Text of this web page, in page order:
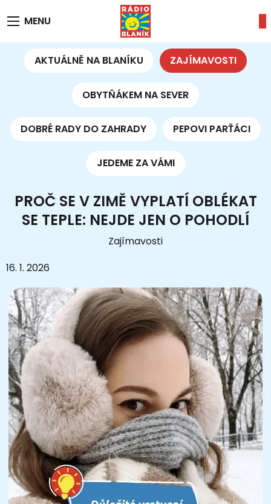
MENU
AKTUÁLNĚ NA BLANÍKU ZAJÍMAVOSTI
OBYTŇÁKEM NA SEVER
DOBRÉ RADY DO ZAHRADY PEPOVI PARŤÁCI
JEDEME ZA VÁMI
PROČ SE V ZIMĚ VYPLATÍ OBLÉKAT
SE TEPLE: NEJDE JEN O POHODLÍ
Zajímavosti
16. 1. 2026